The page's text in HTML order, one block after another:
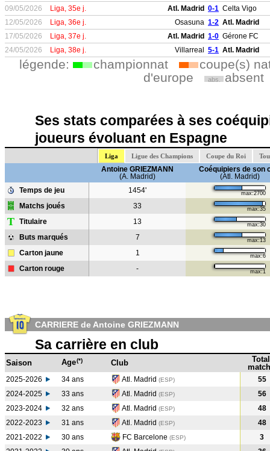
09/05/2026
Liga, 35e j. Atl. Madrid 0-1 Celta Vigo
12/05/2026
Liga, 36e j. Osasuna 1-2 Atl. Madrid
17/05/2026
Liga, 37e j. Atl. Madrid 1-0 Gérone FC
24/05/2026
Liga, 38e j. Villarreal 5-1 Atl. Madrid
légende: championnat
coupe(s)
d'europe
abs. absent
Ses stats comparées à ses
joueurs évoluant en Espagne
Liga Ligue des Champions Coupe du Roi
Antoine GRIEZMANN
(A. Madrid)
Coéquipiers de son
(Atl. Madrid)
Temps de jeu
1454' max:2700
Matchs joués 33 max:35
T Titulaire 13 max:30
Buts marqués 7 max:13
Carton jaune 1 max:6
Carton rouge - max:1
CARRIERE de Antoine GRIEZMANN
Sa carrière en club
Saison Age(*) Club
Total
2025-2026 34 ans Atl. Madrid (ESP)
55
2024-2025
33 ans Atl. Madrid (ESP)
56
2023-2024
32 ans Atl. Madrid (ESP)
48
2022-2023
31 ans Atl. Madrid (ESP)
48
2021-2022
30 ans FC Barcelone (ESP)
3